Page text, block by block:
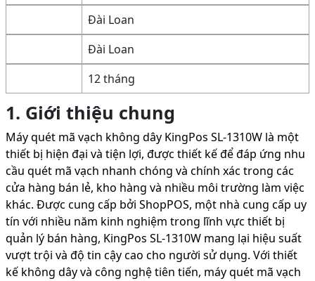
Đài Loan
Đài Loan
12 tháng
1. Giới thiệu chung
Máy quét mã vạch không dây KingPos SL-1310W là một
thiết bị hiện đại và tiện lợi, được thiết kế để đáp ứng nhu
cầu quét mã vạch nhanh chóng và chính xác trong các
cửa hàng bán lẻ, kho hàng và nhiều môi trường làm việc
khác. Được cung cấp bởi ShopPOS, một nhà cung cấp uy
tín với nhiều năm kinh nghiệm trong lĩnh vực thiết bị
quản lý bán hàng, KingPos SL-1310W mang lại hiệu suất
vượt trội và độ tin cậy cao cho người sử dụng. Với thiết
kế không dây và công nghệ tiên tiến, máy quét mã vạch